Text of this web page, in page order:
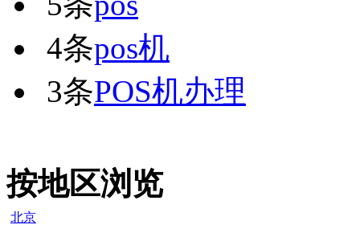
4条pos机
3条POS机办理
按地区浏览
北京